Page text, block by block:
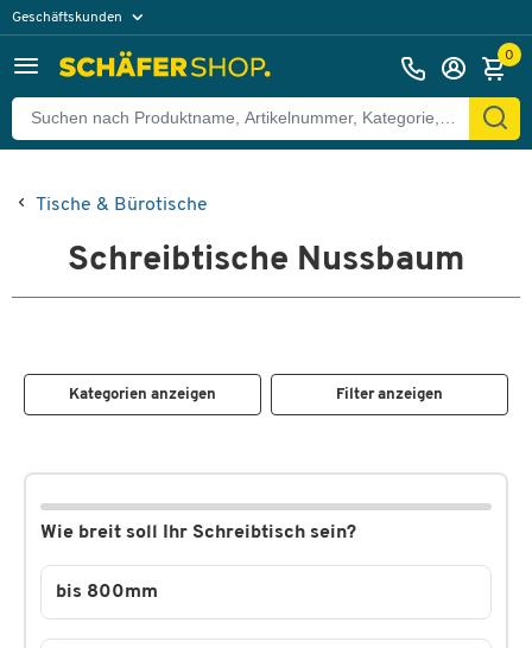
Geschäftskunden
0
Tische & Bürotische
Schreibtische Nussbaum
Kategorien anzeigen Filter anzeigen
Wie breit soll Ihr Schreibtisch sein?
bis 800mm